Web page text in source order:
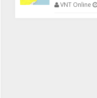
VNT Online